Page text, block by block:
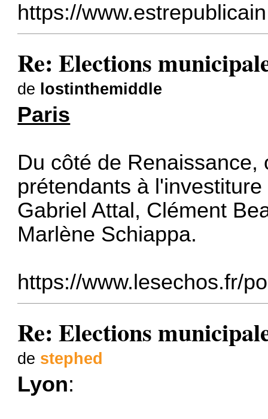
https://
Re: Elections
de lostinthemiddle
Paris
Du côté de
prétendants à
Gabriel Attal, Clément
Marlène Schiappa.
https://www.lesechos.fr/
Re: Elections
de stephed
Lyon: